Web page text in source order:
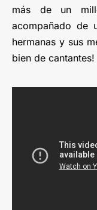
más de un
acompañado de
hermanas y sus
bien de cantantes!